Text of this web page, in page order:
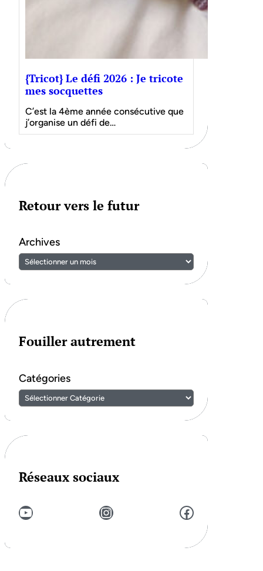
{Tricot} Le défi 2026 : Je tricote
mes socquettes
C’est la 4ème année consécutive que
j’organise un défi de…
Retour vers le futur
Archives
Fouiller autrement
Catégories
Réseaux sociaux
YouTube Instagram Facebook